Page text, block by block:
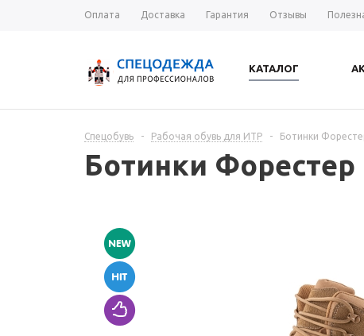
Оплата Доставка Гарантия Отзывы
КАТАЛОГ
Спецобувь - Рабочая обувь для ИТР - Ботинки
Ботинки Форестер